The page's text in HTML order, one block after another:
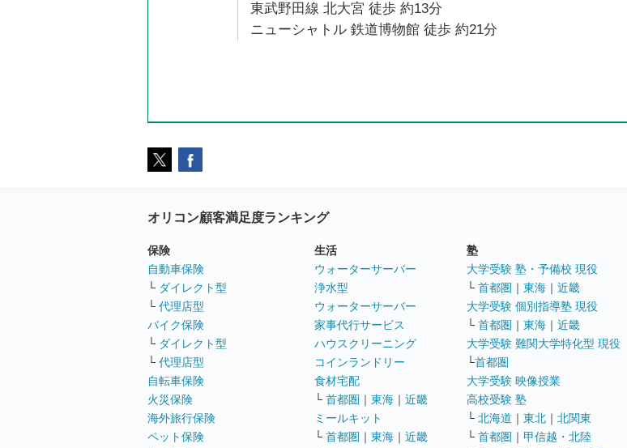
東武野田線 北大宮 徒歩 約13分
ニューシャトル 鉄道博物館 徒歩 約21分
オリコン顧客満足度ランキング
保険
自動車保険
└ ダイレクト型
└ 代理店型
バイク保険
└ ダイレクト型
└ 代理店型
自転車保険
火災保険
海外旅行保険
ペット保険
生活
ウォーターサーバー
浄水型
ウォーターサーバー
家事代行サービス
ハウスクリーニング
コインランドリー
食材宅配
└ 首都圏 ｜ 東海 ｜ 近畿
ミールキット
└ 首都圏 ｜ 東海 ｜ 近畿
塾
大学受験 塾・予備校 現役
└ 首都圏 ｜ 東海 ｜ 近畿
大学受験 個別指導塾 現役
└ 首都圏 ｜ 東海 ｜ 近畿
大学受験 難関大学特化型 現役
└首都圏
大学受験 映像授業
高校受験 塾
└ 北海道 ｜ 東北 ｜ 北関東
└ 首都圏 ｜ 甲信越・北陸